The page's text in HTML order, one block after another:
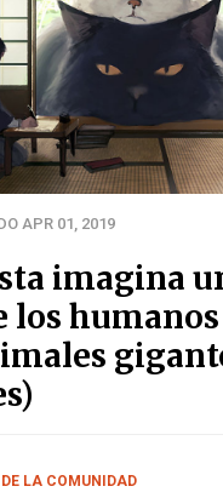
APR 01, 2019
imagina
los
LA COMUNIDAD